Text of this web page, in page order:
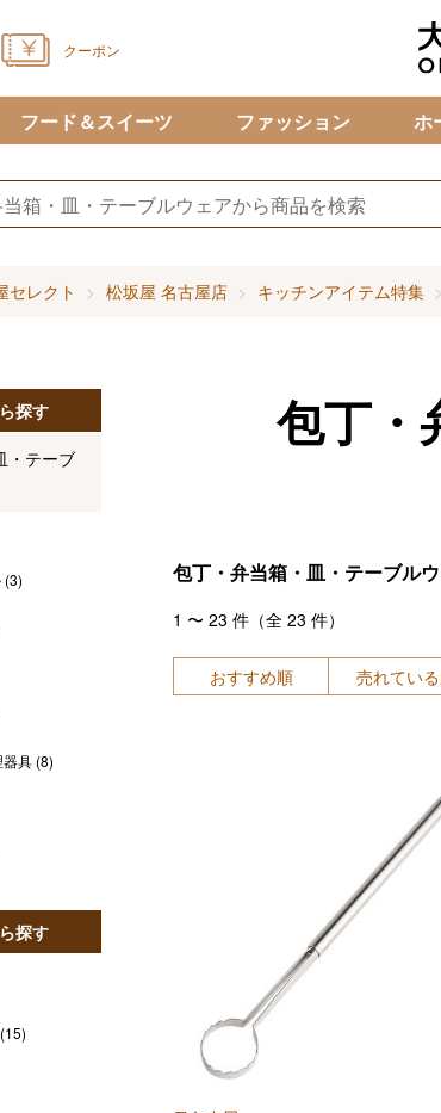
クーポン
フード＆スイーツ ファッション ホ
セレクト 松坂屋 名古屋店 キッチンアイテム特集
包丁・
包丁・弁当箱・皿・テーブル
1 〜 23 件（全 23 件）
おすすめ順 売れてい
探す
・テーブ
(3)
器具 (8)
探す
(15)